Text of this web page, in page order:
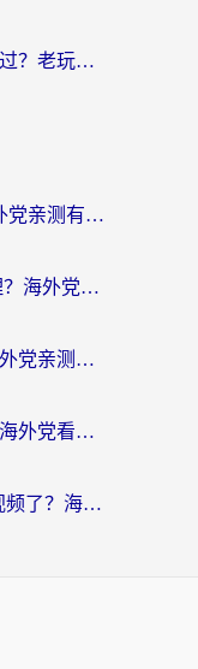
鸿图之下海外加速器测评怎么过？老玩家亲测有效的选择指南
QQ音乐在海外不能使用？海外党亲测有效的回国加速解决方案来了
韩剧TV VIP海外限制怎么办理？海外党追剧看国内内容的实用指南
爱奇艺区域限制破解不了？海外党亲测有效的回国加速方案来了
酷狗有地区限制怎么办解除？海外党看国内剧听音乐的实用加速器指南
为什么芒果TV在国外看不了视频了？海外党追剧的终极解决方案来了